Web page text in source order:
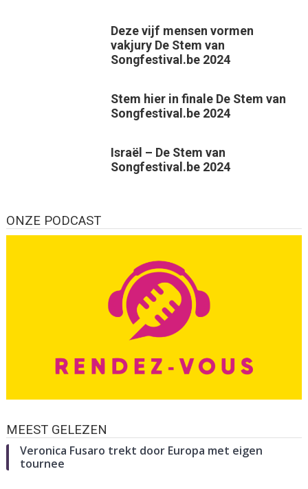
Deze vijf mensen vormen
vakjury De Stem van
Songfestival.be 2024
Stem hier in finale De Stem van
Songfestival.be 2024
Israël – De Stem van
Songfestival.be 2024
ONZE PODCAST
MEEST GELEZEN
Veronica Fusaro trekt door Europa met eigen
tournee